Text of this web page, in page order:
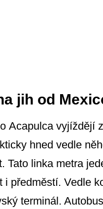
jih od
Acapulca vyjíždějí
hned vedle
Tato linka metra
i předměstí. Vedle
terminál.